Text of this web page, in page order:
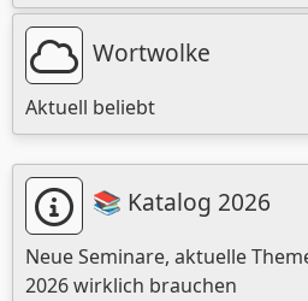
Wortwolke
Aktuell beliebt
📚 Katalog 2026
Neue Seminare, aktuelle
2026 wirklich brauchen